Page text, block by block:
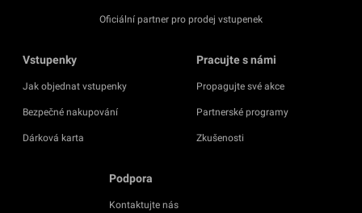
Oficiální partner pro prodej vstupenek
Vstupenky
Jak objednat vstupenky
Bezpečné nakupování
Dárková karta
Pracujte s námi
Propagujte své akce
Partnerské programy
Zkušenosti
Podpora
Kontaktujte nás